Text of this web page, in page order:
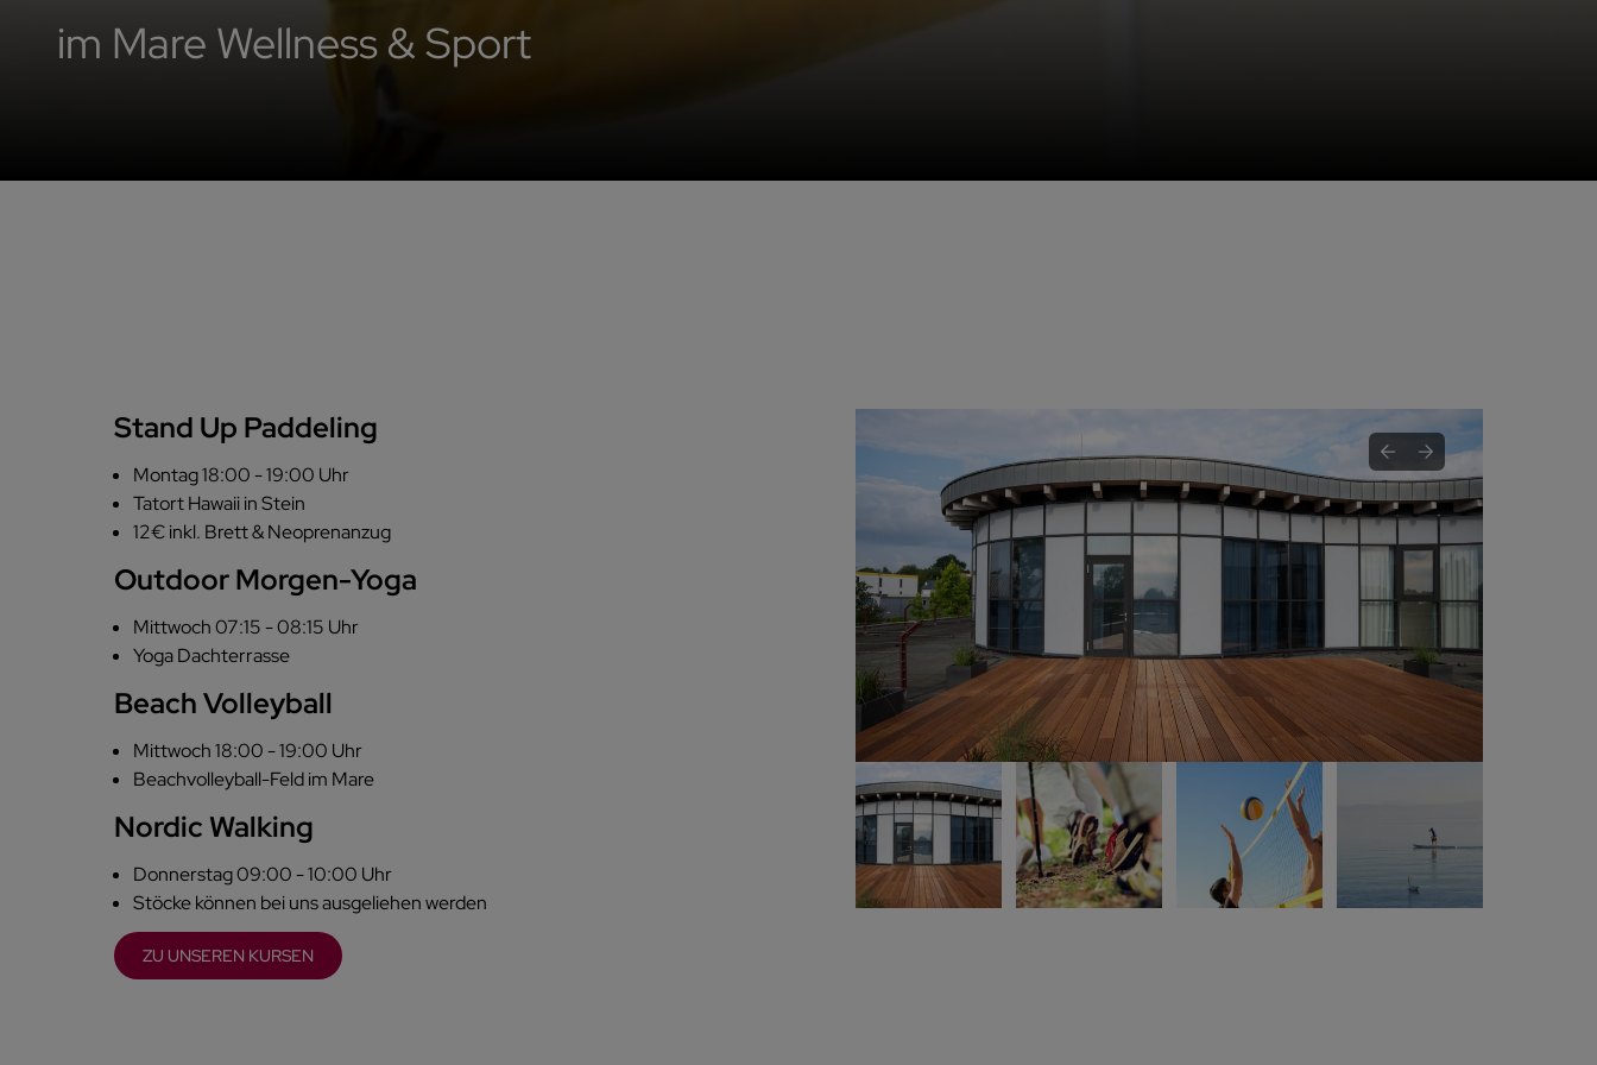
im Mare Wellness & Sport
Stand Up Paddeling
Montag 18:00 - 19:00 Uhr
Tatort Hawaii in Stein
12€ inkl. Brett & Neoprenanzug
Outdoor Morgen-Yoga
Mittwoch 07:15 - 08:15 Uhr
Yoga Dachterrasse
Beach Volleyball
Mittwoch 18:00 - 19:00 Uhr
Beachvolleyball-Feld im Mare
Nordic Walking
Donnerstag 09:00 - 10:00 Uhr
Stöcke können bei uns ausgeliehen werden
ZU UNSEREN KURSEN